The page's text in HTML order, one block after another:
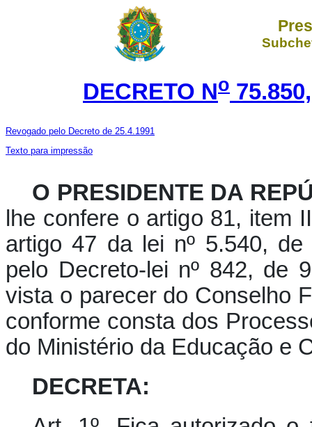
DECRETO No
Revogado pelo Decreto de 25.4.1991
Texto para impressão
O PRESIDENTE DA
lhe confere o artigo 81, item
artigo 47 da lei nº 5.540,
pelo Decreto-lei nº 842, de
vista o parecer do Conselho
conforme consta dos
do Ministério da Educação e
DECRETA: